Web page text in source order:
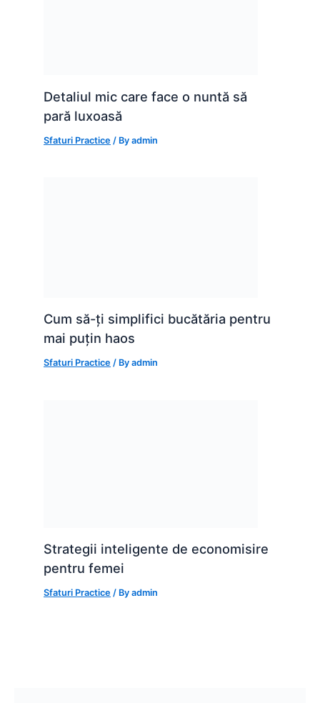
Detaliul mic care face o nuntă să
pară luxoasă
Sfaturi Practice / Byadmin
Cum să-ți simplifici bucătăria pentru
mai puțin haos
Sfaturi Practice / Byadmin
Strategii inteligente de economisire
pentru femei
Sfaturi Practice / Byadmin